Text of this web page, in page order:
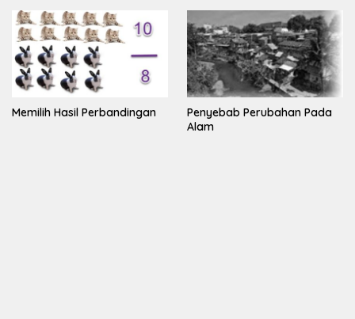
Memilih Hasil Perbandingan
Penyebab Perubahan Pada
Alam